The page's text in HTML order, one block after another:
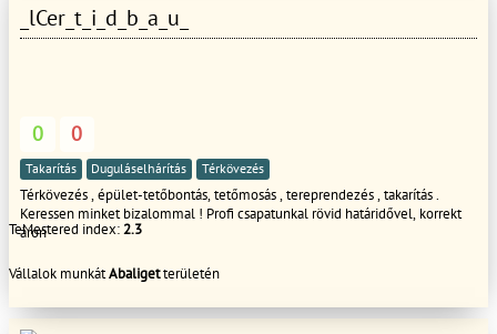
_lCer_t_i_d_b_a_u_
0 0
Takarítás Duguláselhárítás Térkövezés
Térkövezés , épület-tetőbontás, tetőmosás , tereprendezés , takarítás .
Keressen minket bizalommal ! Profi csapatunkal rövid határidővel, korrekt
áron
TeMestered index:2.3
Vállalok munkátAbaligetterületén